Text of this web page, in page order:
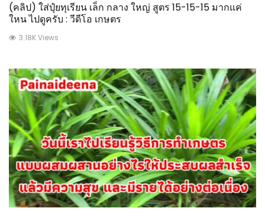
(คลิป) ใส่ปุ๋ยทุเรียน เล็ก กลาง ใหญ่ สูตร 15-15-15 มากแค่
ใหน ไปดูครับ : วีดีโอ เกษตร
3.18K Views